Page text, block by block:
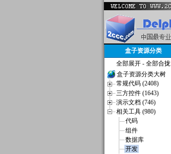
盒子资源分类
全部展开- 全部合拢
盒子资源分类大树
常规代码 (2408)
三方控件 (1643)
演示文档 (746)
相关工具 (980)
代码
组件
数据库
开发